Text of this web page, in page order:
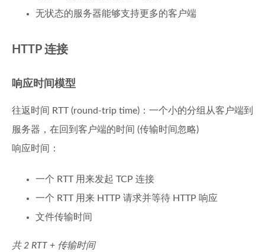
无状态的服务器能够支持更多的客户端
HTTP 连接
响应时间模型
往返时间 RTT (round-trip time)：一个小的分组从客户端到
服务器，在回到客户端的时间 (传输时间忽略)
响应时间：
一个 RTT 用来发起 TCP 连接
一个 RTT 用来 HTTP 请求并等待 HTTP 响应
文件传输时间
共 2 RTT + 传输时间